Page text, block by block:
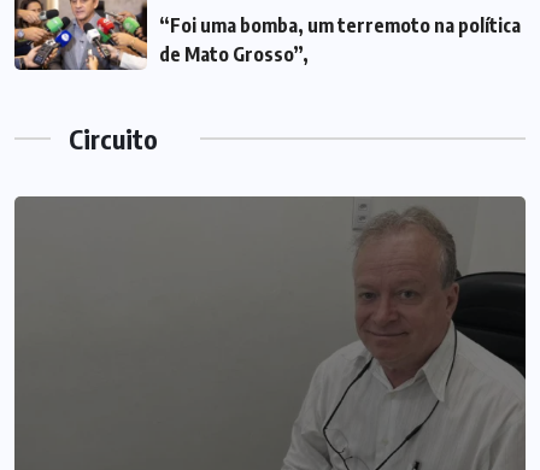
“Foi uma bomba, um terremoto na política
de Mato Grosso”,
Circuito